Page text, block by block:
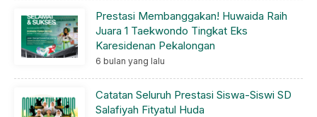
Prestasi Membanggakan! Huwaida Raih
Juara 1 Taekwondo Tingkat Eks
Karesidenan Pekalongan
6 bulan yang lalu
Catatan Seluruh Prestasi Siswa-Siswi SD
Salafiyah Fityatul Huda